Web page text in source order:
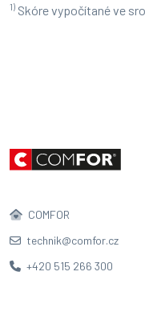
1) Skóre vypočítané ve
COMFOR
technik@comfor.cz
+420 515 266 300